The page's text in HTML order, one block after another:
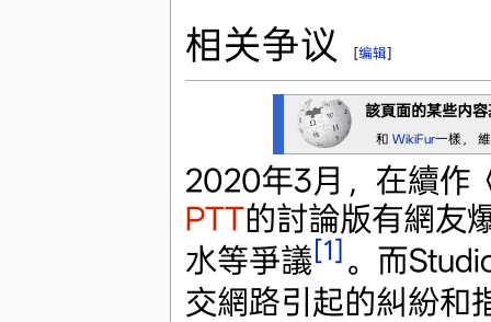
相关争议 [编辑]
該頁面的某些内
和 WikiFur一樣，
2020年3月，在續作
PTT的討論版有網友
水等爭議[1] 。而
交網路引起的糾紛和